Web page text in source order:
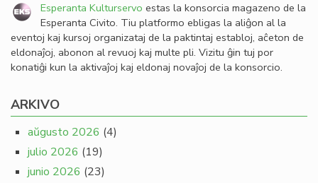
Esperanta Kulturservo estas la konsorcia magazeno de la
Esperanta Civito. Tiu platformo ebligas la aliĝon al la
eventoj kaj kursoj organizataj de la paktintaj establoj, aĉeton de
eldonaĵoj, abonon al revuoj kaj multe pli. Vizitu ĝin tuj por
konatiĝi kun la aktivaĵoj kaj eldonaj novaĵoj de la konsorcio.
ARKIVO
aŭgusto 2026 (4)
julio 2026 (19)
junio 2026 (23)